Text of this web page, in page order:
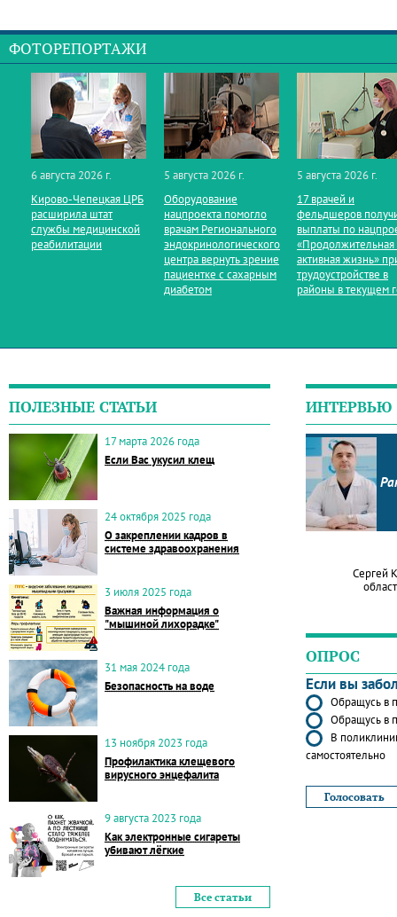
ФОТОРЕПОРТАЖИ
6 августа 2026 г.
Кирово‑Чепецкая ЦРБ
расширила штат
службы медицинской
реабилитации
5 августа 2026 г.
Оборудование
нацпроекта помогло
врачам Регионального
эндокринологического
центра вернуть зрение
пациентке с сахарным
диабетом
5 августа 2026 г.
17 врачей и
фельдшеров
выплаты по
«Продолжительная
активная жизнь»
трудоустройстве в
районы в текущем
ПОЛЕЗНЫЕ СТАТЬИ
17 марта 2026 года
Если Вас укусил клещ
24 октября 2025 года
О закреплении кадров в
системе здравоохранения
3 июля 2025 года
Важная информация о
"мышиной лихорадке"
31 мая 2024 года
Безопасность на воде
13 ноября 2023 года
Профилактика клещевого
вирусного энцефалита
9 августа 2023 года
Как электронные сигареты
убивают лёгкие
Все статьи
ИНТЕРВЬЮ
Сергей
ОПРОС
Если вы
Обращусь в
Обращусь в
В
самостоятельно